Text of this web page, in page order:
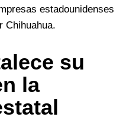
estadounidenses
Chihuahua.
su
la